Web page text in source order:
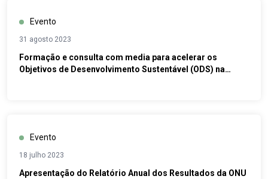
Evento
31 agosto 2023
Formação e consulta com media para acelerar os
Objetivos de Desenvolvimento Sustentável (ODS) na
Evento
18 julho 2023
Apresentação do Relatório Anual dos Resultados da ONU